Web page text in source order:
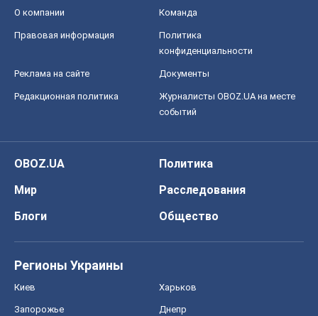
О компании Команда
Правовая информация
Политика
конфиденциальности
Реклама на сайте Документы
Редакционная политика
Журналисты OBOZ.UA на месте
событий
OBOZ.UA
Политика
Мир
Расследования
Блоги
Общество
Регионы Украины
Киев Харьков
Запорожье Днепр